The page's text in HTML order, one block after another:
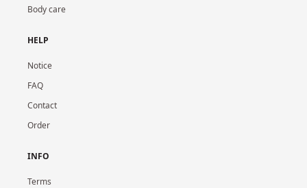
Body care
HELP
Notice
FAQ
Contact
Order
INFO
Terms